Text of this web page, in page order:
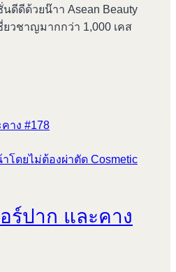
ดีดีด้วยน๊าา Asean Beauty
วชาญมากกว่า 1,000 เคส
โดยไม่ต้องผ่าตัด Cosmetic
ร์ปาก และคาง